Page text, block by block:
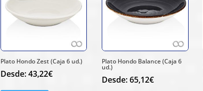
Plato Hondo Zest (Caja 6 ud.)
Desde:43,22€
Plato Hondo Balance (Caja 6
ud.)
Desde:65,12€